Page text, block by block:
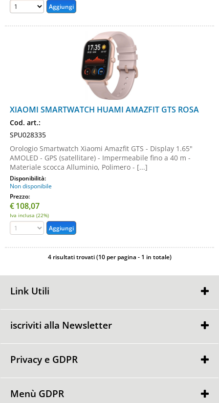
XIAOMI SMARTWATCH HUAMI AMAZFIT GTS ROSA
Cod. art.:
SPU028335
Orologio Smartwatch Xiaomi Amazfit GTS - Display 1.65"
AMOLED - GPS (satellitare) - Impermeabile fino a 40 m -
Materiale scocca Alluminio, Polimero - [...]
Disponibilità:
Non disponibile
Prezzo:
€108,07
Iva inclusa (22%)
4 risultati trovati (10 per pagina - 1 in totale)
Link Utili
Contattaci
iscriviti alla Newsletter
Ho letto ed accetto le condizioni dell'
Privacy e GDPR
Punti GDPR
Menù GDPR